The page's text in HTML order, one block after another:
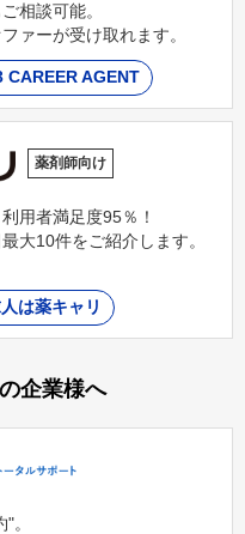
相談可能。
ァーが受け取れます。
CAREER AGENT
薬剤師向け
用者満足度95％！
大10件をご紹介します。
は薬キャリ
企業様へ
。